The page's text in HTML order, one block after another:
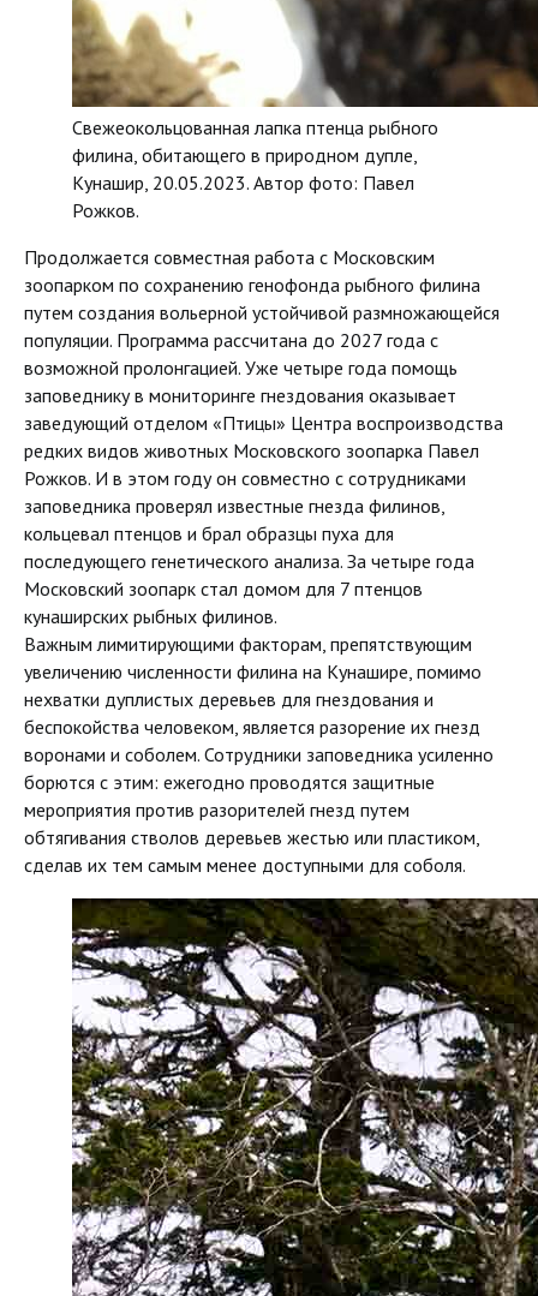
Свежеокольцованная лапка птенца рыбного
филина, обитающего в природном дупле,
Кунашир, 20.05.2023. Автор фото: Павел
Рожков.
Продолжается совместная работа с Московским
зоопарком по сохранению генофонда рыбного филина
путем создания вольерной устойчивой размножающейся
популяции. Программа рассчитана до 2027 года с
возможной пролонгацией. Уже четыре года помощь
заповеднику в мониторинге гнездования оказывает
заведующий отделом «Птицы» Центра воспроизводства
редких видов животных Московского зоопарка Павел
Рожков. И в этом году он совместно с сотрудниками
заповедника проверял известные гнезда филинов,
кольцевал птенцов и брал образцы пуха для
последующего генетического анализа. За четыре года
Московский зоопарк стал домом для 7 птенцов
кунаширских рыбных филинов.
Важным лимитирующими факторам, препятствующим
увеличению численности филина на Кунашире, помимо
нехватки дуплистых деревьев для гнездования и
беспокойства человеком, является разорение их гнезд
воронами и соболем. Сотрудники заповедника усиленно
борются с этим: ежегодно проводятся защитные
мероприятия против разорителей гнезд путем
обтягивания стволов деревьев жестью или пластиком,
сделав их тем самым менее доступными для соболя.